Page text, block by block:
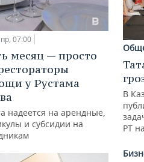
07:00
месяц — просто
у Рустама
надеется на арендные,
и субсидии на
В
РТ